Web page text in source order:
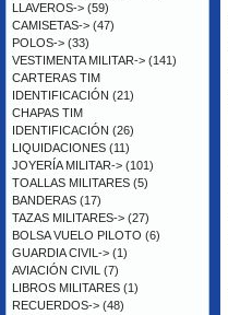
LLAVEROS-> (59)
CAMISETAS-> (47)
POLOS-> (33)
VESTIMENTA MILITAR-> (141)
CARTERAS TIM
IDENTIFICACIÓN (21)
CHAPAS TIM
IDENTIFICACIÓN (26)
LIQUIDACIONES (11)
JOYERÍA MILITAR-> (101)
TOALLAS MILITARES (5)
BANDERAS (17)
TAZAS MILITARES-> (27)
BOLSA VUELO PILOTO (6)
GUARDIA CIVIL-> (1)
AVIACIÓN CIVIL (7)
LIBROS MILITARES (1)
RECUERDOS-> (48)